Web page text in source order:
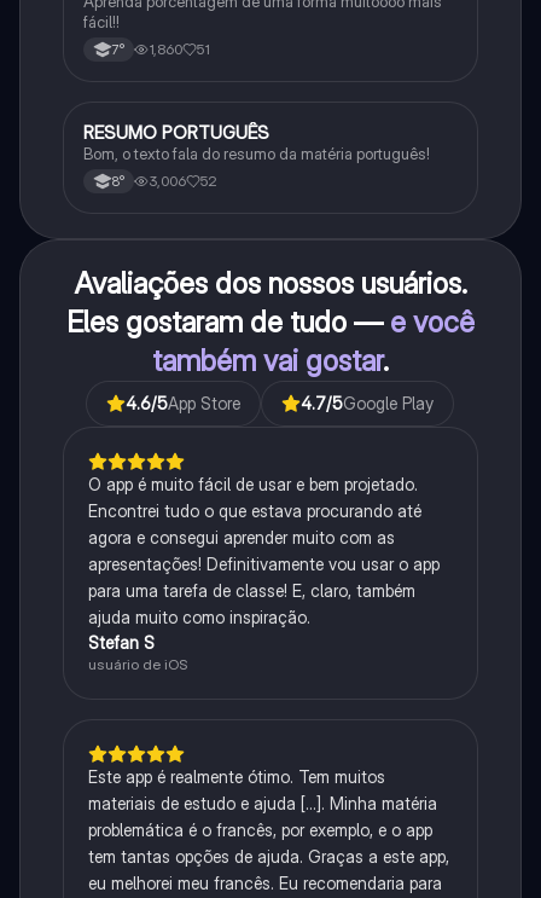
fácil!!
7° 1,860 51
Português
RESUMO PORTUGUÊS
Bom, o texto fala do resumo da matéria português!
8° 3,006 52
Avaliações dos nossos usuários.
Eles gostaram de tudo — e você
também vai gostar.
4.6/5App Store 4.7/5Google Play
O app é muito fácil de usar e bem projetado.
Encontrei tudo o que estava procurando até
agora e consegui aprender muito com as
apresentações! Definitivamente vou usar o app
para uma tarefa de classe! E, claro, também
ajuda muito como inspiração.
Stefan S
usuário de iOS
Este app é realmente ótimo. Tem muitos
materiais de estudo e ajuda [...]. Minha matéria
problemática é o francês, por exemplo, e o app
tem tantas opções de ajuda. Graças a este app,
eu melhorei meu francês. Eu recomendaria para